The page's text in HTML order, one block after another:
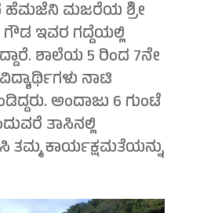
ಹೆಮಜೆನಿ ಮಜರೆಯ ಶ್ರೀ
ಇವರ ಗದ್ದೆಯಲ್ಲಿ
ಶಾಲೆಯ 5 ರಿಂದ 7ನೇ
ನಾಟಿ
ಅಂದಾಜು 6 ಗುಂಟೆ
ತಾಸಿನಲ್ಲಿ
ತಮ್ಮ ಕಾರ್ಯಕ್ಷಮತೆಯನ್ನು